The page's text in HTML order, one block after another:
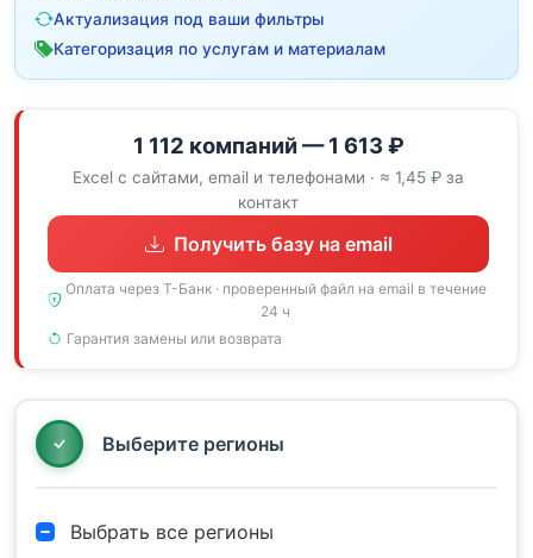
Актуализация под ваши фильтры
Категоризация по услугам и материалам
1 112 компаний — 1 613 ₽
Excel с сайтами, email и телефонами · ≈ 1,45 ₽ за
контакт
Получить базу на email
Оплата через Т-Банк · проверенный файл на email в течение
24 ч
Гарантия замены или возврата
Выберите регионы
Выбрать все регионы